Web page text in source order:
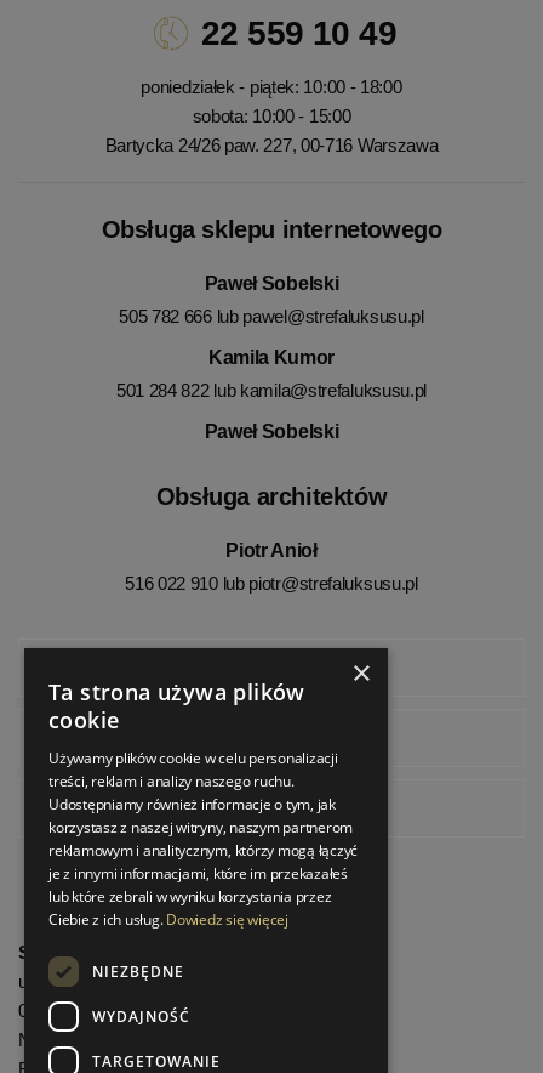
22 559 10 49
poniedziałek - piątek: 10:00 - 18:00
sobota: 10:00 - 15:00
Bartycka 24/26 paw. 227, 00-716 Warszawa
Obsługa sklepu internetowego
Paweł Sobelski
505 782 666 lub pawel@strefaluksusu.pl
Kamila Kumor
501 284 822 lub kamila@strefaluksusu.pl
Paweł Sobelski
Obsługa architektów
Piotr Anioł
516 022 910 lub piotr@strefaluksusu.pl
Pinterest
StrefaLuksusu.pl
ul. Bartycka 24/26 Pawilon 227
00-716 Warszawa
NIP: 8251972213
REGON: 06035139
×
Ta strona używa plików
cookie
Używamy plików cookie w celu personalizacji
treści, reklam i analizy naszego ruchu.
Udostępniamy również informacje o tym, jak
korzystasz z naszej witryny, naszym partnerom
reklamowym i analitycznym, którzy mogą łączyć
je z innymi informacjami, które im przekazałeś
lub które zebrali w wyniku korzystania przez
Ciebie z ich usług.Dowiedz się więcej
NIEZBĘDNE
WYDAJNOŚĆ
TARGETOWANIE